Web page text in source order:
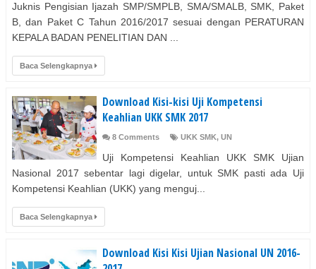
Juknis Pengisian Ijazah SMP/SMPLB, SMA/SMALB, SMK, Paket
B, dan Paket C Tahun 2016/2017 sesuai dengan PERATURAN
KEPALA BADAN PENELITIAN DAN ...
Baca Selengkapnya
Download Kisi-kisi Uji Kompetensi
Keahlian UKK SMK 2017
8 Comments UKK SMK, UN
Uji Kompetensi Keahlian UKK SMK Ujian
Nasional 2017 sebentar lagi digelar, untuk SMK pasti ada Uji
Kompetensi Keahlian (UKK) yang menguj...
Baca Selengkapnya
Download Kisi Kisi Ujian Nasional UN 2016-